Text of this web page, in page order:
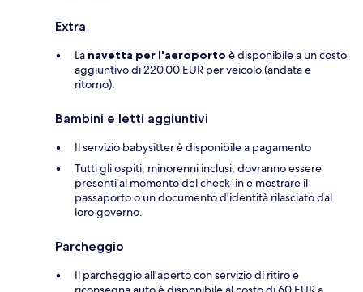
Extra
La navetta per l'aeroporto è disponibile a un costo
aggiuntivo di 220.00 EUR per veicolo (andata e
ritorno).
Bambini e letti aggiuntivi
Il servizio babysitter è disponibile a pagamento
Tutti gli ospiti, minorenni inclusi, dovranno essere
presenti al momento del check-in e mostrare il
passaporto o un documento d'identità rilasciato dal
loro governo.
Parcheggio
Il parcheggio all'aperto con servizio di ritiro e